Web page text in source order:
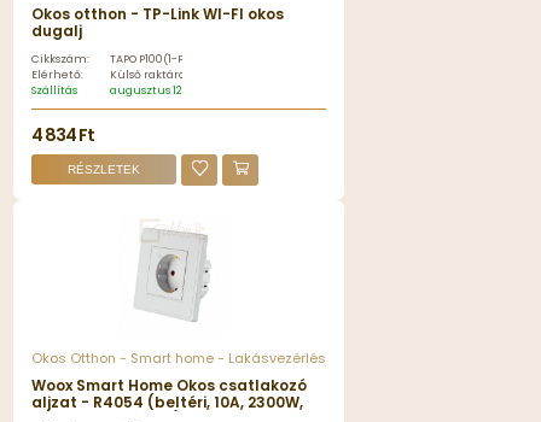
Okos otthon - TP-Link WI-FI okos
dugalj
Cikkszám:
TAPO P100(1-PACK)
Elérhető:
Külső raktáron
Szállítás
augusztus 12, szerda
4 834 Ft
RÉSZLETEK
Okos Otthon - Smart home - Lakásvezérlés
Woox Smart Home Okos csatlakozó
aljzat - R4054 (beltéri, 10A, 2300W,